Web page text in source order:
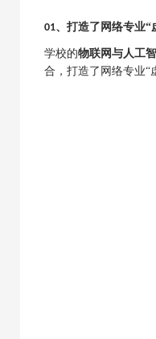
01、 打造了网络专业“
学校的物联网与人工
合，打造了网络专业“